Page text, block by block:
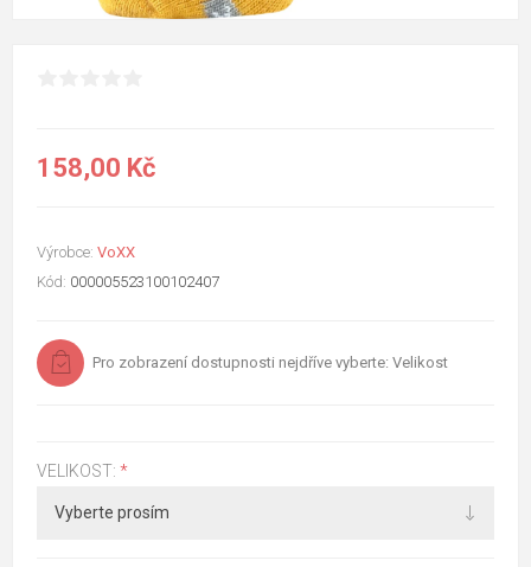
158,00 Kč
Výrobce: VoXX
Kód: 000005523100102407
Pro zobrazení dostupnosti nejdříve vyberte: Velikost
VELIKOST: *